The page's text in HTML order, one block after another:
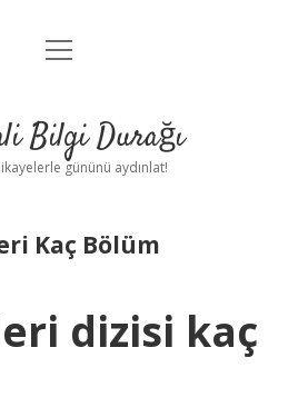
Anasayfa
Yasal Uyarı
menüyü
Bilgi Durağı
gününü aydınlat!
Kaç Bölüm
dizisi kaç